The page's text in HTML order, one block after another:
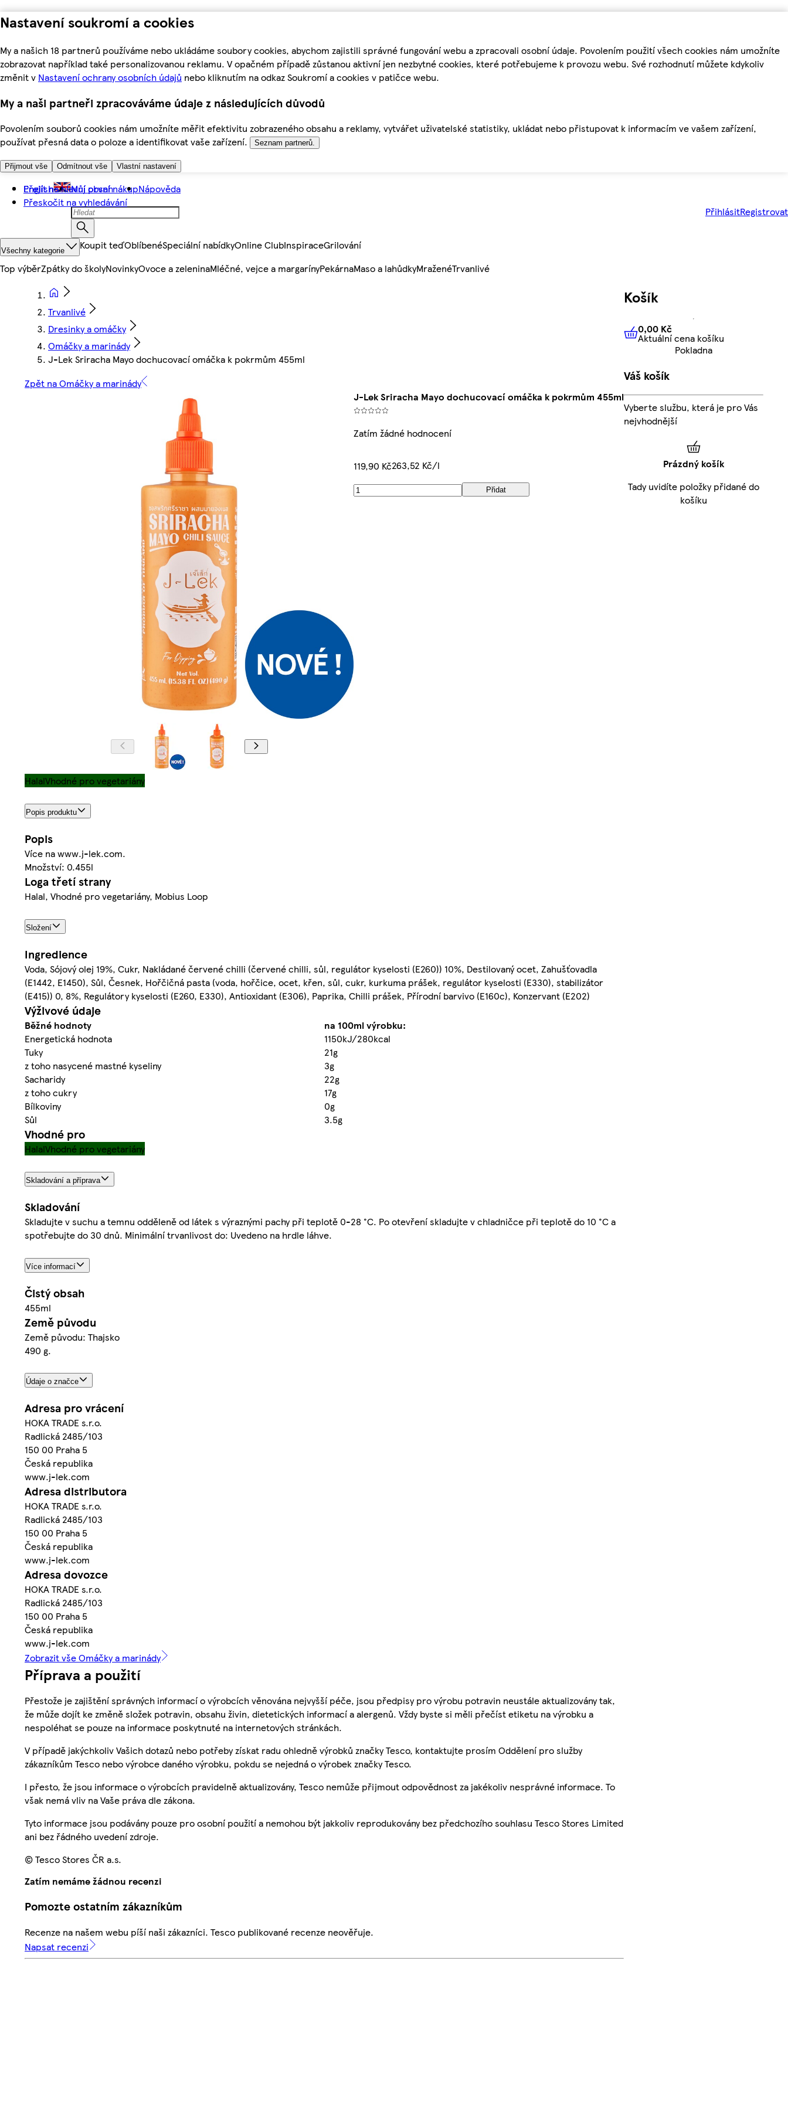
Nastavení soukromí a cookies
My a našich 18 partnerů používáme nebo ukládáme soubory cookies, abychom zajistili správné fungování webu a zpracovali osobní údaje. Povolením použití všech cookies nám umožníte
zobrazovat například také personalizovanou reklamu. V opačném případě zůstanou aktivní jen nezbytné cookies, které potřebujeme k provozu webu. Své rozhodnutí můžete kdykoliv
změnit v Nastavení ochrany osobních údajů nebo kliknutím na odkaz Soukromí a cookies v patičce webu.
My a naši partneři zpracováváme údaje z následujících důvodů
Povolením souborů cookies nám umožníte měřit efektivitu zobrazeného obsahu a reklamy, vytvářet uživatelské statistiky, ukládat nebo přistupovat k informacím ve vašem zařízení,
používat přesná data o poloze a identifikovat vaše zařízení.
Seznam partnerů.
Přijmout vše Odmítnout vše Vlastní nastavení
Přejít na hlavní obsah
Přeskočit na vyhledávání
English Můj první nákupNápověda
PřihlásitRegistrovat
Všechny kategorie Koupit teďOblíbenéSpeciální nabídkyOnline ClubInspiraceGrilování
Top výběrZpátky do školyNovinkyOvoce a zeleninaMléčné, vejce a margarínyPekárnaMaso a lahůdkyMraženéTrvanlivé
Trvanlivé
Dresinky a omáčky
Omáčky a marinády
J-Lek Sriracha Mayo dochucovací omáčka k pokrmům 455ml
Zpět na Omáčky a marinády
J-Lek Sriracha Mayo dochucovací omáčka k pokrmům 455ml
Zatím žádné hodnocení
119,90 Kč263,52 Kč/l
Přidat
HalalVhodné pro vegetariány
Popis produktu
Popis
Více na www.j-lek.com.
Množství: 0.455l
Loga třetí strany
Halal, Vhodné pro vegetariány, Mobius Loop
Složení
Ingredience
Voda, Sójový olej 19%, Cukr, Nakládané červené chilli (červené chilli, sůl, regulátor kyselosti (E260)) 10%, Destilovaný ocet, Zahušťovadla
(E1442, E1450), Sůl, Česnek, Hořčičná pasta (voda, hořčice, ocet, křen, sůl, cukr, kurkuma prášek, regulátor kyselosti (E330), stabilizátor
(E415)) 0, 8%, Regulátory kyselosti (E260, E330), Antioxidant (E306), Paprika, Chilli prášek, Přírodní barvivo (E160c), Konzervant (E202)
Výživové údaje
Běžné hodnoty
na 100ml výrobku:
Energetická hodnota
1150kJ/280kcal
Tuky
21g
z toho nasycené mastné kyseliny
3g
Sacharidy
22g
z toho cukry
17g
Bílkoviny
0g
Sůl
3.5g
Vhodné pro
HalalVhodné pro vegetariány
Skladování a příprava
Skladování
Skladujte v suchu a temnu odděleně od látek s výraznými pachy při teplotě 0-28 °C. Po otevření skladujte v chladničce při teplotě do 10 °C a
spotřebujte do 30 dnů. Minimální trvanlivost do: Uvedeno na hrdle láhve.
Více informací
Čistý obsah
455ml
Země původu
Země původu: Thajsko
490 g.
Údaje o značce
Adresa pro vrácení
HOKA TRADE s.r.o.
Radlická 2485/103
150 00 Praha 5
Česká republika
www.j-lek.com
Adresa distributora
HOKA TRADE s.r.o.
Radlická 2485/103
150 00 Praha 5
Česká republika
www.j-lek.com
Adresa dovozce
HOKA TRADE s.r.o.
Radlická 2485/103
150 00 Praha 5
Česká republika
www.j-lek.com
Zobrazit vše Omáčky a marinády
Příprava a použití
Přestože je zajištění správných informací o výrobcích věnována nejvyšší péče, jsou předpisy pro výrobu potravin neustále aktualizovány tak,
že může dojít ke změně složek potravin, obsahu živin, dietetických informací a alergenů. Vždy byste si měli přečíst etiketu na výrobku a
nespoléhat se pouze na informace poskytnuté na internetových stránkách.
V případě jakýchkoliv Vašich dotazů nebo potřeby získat radu ohledně výrobků značky Tesco, kontaktujte prosím Oddělení pro služby
zákazníkům Tesco nebo výrobce daného výrobku, pokdu se nejedná o výrobek značky Tesco.
I přesto, že jsou informace o výrobcích pravidelně aktualizovány, Tesco nemůže přijmout odpovědnost za jakékoliv nesprávné informace. To
však nemá vliv na Vaše práva dle zákona.
Tyto informace jsou podávány pouze pro osobní použití a nemohou být jakkoliv reprodukovány bez předchozího souhlasu Tesco Stores Limited
ani bez řádného uvedení zdroje.
© Tesco Stores ČR a.s.
Zatím nemáme žádnou recenzi
Pomozte ostatním zákazníkům
Recenze na našem webu píší naši zákazníci. Tesco publikované recenze neověřuje.
Napsat recenzi
Košík
0,00 KčAktuální cena košíku
0,00 Kč
Aktuální cena košíku
Pokladna
Váš košík
Vyberte službu, která je pro Vás
nejvhodnější
Prázdný košík
Tady uvidíte položky přidané do
košíku